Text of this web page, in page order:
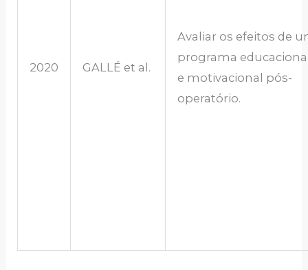
2020 GALLÉ et al.
Avaliar os efeitos de
programa
e motivacional pós-
operatório.